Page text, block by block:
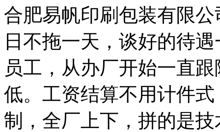
合肥易帆印刷包装有限
日不拖一天，谈好的待
员工，从办厂开始一直
低。工资结算不用计件
制，全厂上下，拼的是